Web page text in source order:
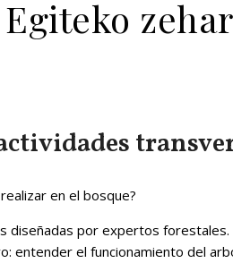
Egiteko
en el bosque?
diseñadas por expertos
entender el funcionamiento del